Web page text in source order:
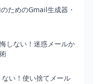
ためのGmail生成器・
しない！迷惑メールか
い！使い捨てメール